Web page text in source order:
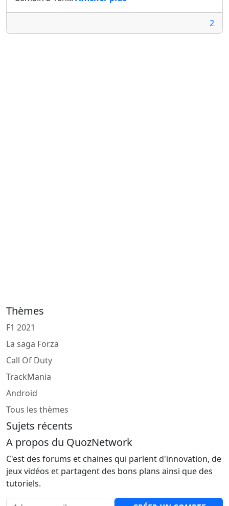
2
Thèmes
F1 2021
La saga Forza
Call Of Duty
TrackMania
Android
Tous les thèmes
Sujets récents
A propos du QuozNetwork
C'est des forums et chaines qui parlent d'innovation, de
jeux vidéos et partagent des bons plans ainsi que des
tutoriels.
Adresse email